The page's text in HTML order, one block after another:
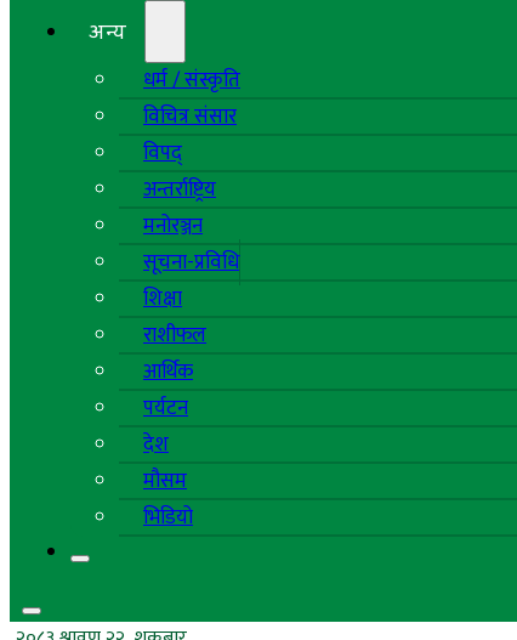
अन्य
धर्म / संस्कृति
विचित्र संसार
विपद्
अन्तर्राष्ट्रिय
मनोरञ्जन
सूचना-प्रविधि
शिक्षा
राशीफल
आर्थिक
पर्यटन
देश
मौसम
भिडियो